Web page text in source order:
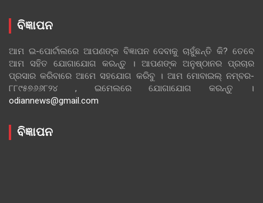
ବିଜ୍ଞାପନ
ଆମ ଇ-ପୋର୍ଟାଲରେ ଆପଣଙ୍କ ବିଜ୍ଞାପନ ଦେବାକୁ ଚାହୁଁଛନ୍ତି କି? ତେବେ
ଆମ ସହିତ ଯୋଗାଯୋଗ କରନ୍ତୁ । ଆପଣଙ୍କ ଅନୁଷ୍ଠାନର ପ୍ରଚାର
ପ୍ରସାର କରିବାରେ ଆମେ ସହଯୋଗ କରିବୁ । ଆମ ମୋବାଇଲ୍ ନମ୍ବର-
୮୮୯୫୭୬୬୮୨୪ , ଇମେଲରେ ଯୋଗାଯୋଗ କରନ୍ତୁ ।
odiannews@gmail.com
ବିଜ୍ଞାପନ